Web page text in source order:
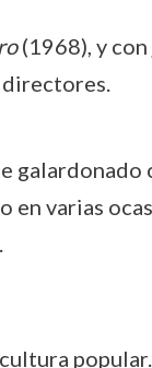
(1968), y con
directores.
galardonado
en varias
.